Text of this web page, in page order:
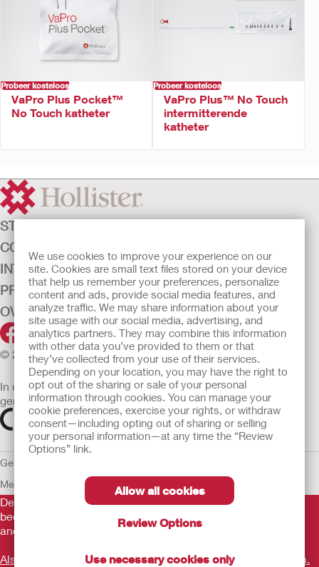
We use cookies to improve your experience on our
site. Cookies are small text files stored on your device
that help us remember your preferences, personalize
content and ads, provide social media features, and
analyze traffic. We may share information about your
site usage with our social media, advertising, and
analytics partners. They may combine this information
with other data you’ve provided to them or that
they’ve collected from your use of their services.
Depending on your location, you may have the right to
opt out of the sharing or sale of your personal
information through cookies. You can manage your
cookie preferences, exercise your rights, or withdraw
consent—including opting out of sharing or selling
your personal information—at any time the “Review
Options” link.
Allow all cookies
Review Options
Use necessary cookies only
Probeer kosteloos
VaPro Plus Pocket™
No Touch katheter
Probeer kosteloos
VaPro Plus™ No Touch
intermitterende
katheter
STOMAZORG
CONTINENTIEZORG
INTENSIEVE ZORG
PRODUCTEN
OVER ONS
© 2026 Hollister Incorporated
In de EU verkochte medische hulpmiddelen dienen
gemarkeerd te zijn met een van de volgende symbolen
Gebruiksvoorwaarden
Mededeling aan Klokkenluiders
De verstrekte informatie is geen medisch advies en is niet
bedoeld als vervanging voor het advies van uw eigen arts of
andere zorgverlener.
Als u een medische noodsituatie ervaart, schakel een arts in.